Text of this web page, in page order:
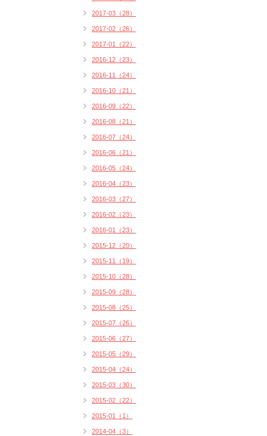
2017-03（28）
2017-02（26）
2017-01（22）
2016-12（23）
2016-11（24）
2016-10（21）
2016-09（22）
2016-08（21）
2016-07（24）
2016-06（21）
2016-05（24）
2016-04（23）
2016-03（27）
2016-02（23）
2016-01（23）
2015-12（20）
2015-11（19）
2015-10（28）
2015-09（28）
2015-08（25）
2015-07（26）
2015-06（27）
2015-05（29）
2015-04（24）
2015-03（30）
2015-02（22）
2015-01（1）
2014-04（3）